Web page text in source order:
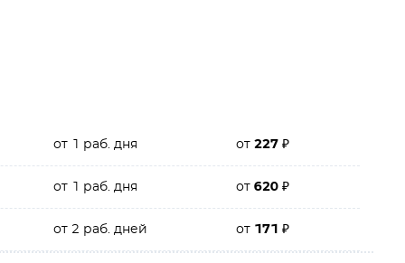
от 1 раб. дня от227₽
от 1 раб. дня от620₽
от 2 раб. дней от 171₽